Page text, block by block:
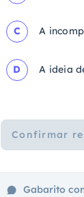
C A
D A ideia
Confirmar
Gabarito